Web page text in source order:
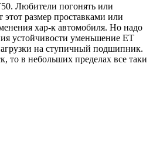
Любители погонять или
размер проставками или
хар-к автомобиля. Но надо
устойчивости уменьшение ET
на ступичный подшипник.
то в небольших пределах все таки